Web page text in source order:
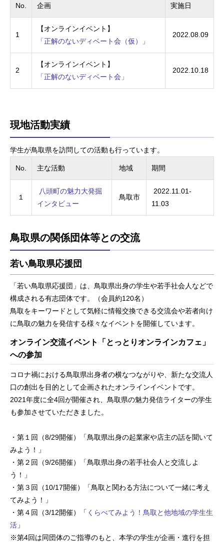
No. 企画 実施日
1
【オンラインイベント】
「正解のないディベート会（仮）」
2022.08.09
2
【オンラインイベント】
「正解のないディベート会」
2022.10.18
現地活動実績
学生が鳥取県を訪問しての活動も行っています。
No. 主な活動 地域 期間
１
八頭町の魅力大発掘
インタビュー
鳥取市
2022.11.01-
11.03
鳥取県の関係団体等との交流
若い鳥取県応援団
「若い鳥取県応援団」は、鳥取県出身の学生や若手社会人などで
構成される有志団体です。（会員約120名）
鳥取をキーワードとして気軽に情報交換できる交流会や若者向け
に鳥取の魅力を発信する様々なイベントを開催しています。
オンライン交流イベント「とっとりオンラインカフェ」
への参加
コロナ禍における鳥取県出身者の横なつながりや、新たな交流人
口の創出を目的として企画されたオンラインイベントです。
2021年度に全4回が開催され、鳥取県の魅力発信ライターの学生
も参加させていただきました。
・第１回（8/29開催）「鳥取県出身の起業家や店主の話を聞いて
みよう！」
・第２回（9/26開催）「鳥取県出身の若手社会人と交流しよ
う！」
・第３回（10/17開催）「鳥取と関わる方法について一緒に考え
てみよう！」
・第４回（3/12開催）「 くらべてみよう！鳥取と他地域の学生生
活 」
※第4回は同団体のご指導のもと、本学の学生が企画・進行を担